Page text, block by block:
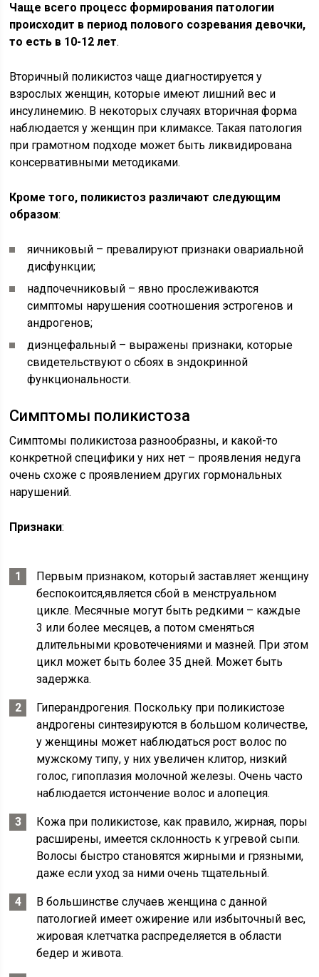
Чаще всего процесс формирования патологии
происходит в период полового созревания девочки,
то есть в 10-12 лет.
Вторичный поликистоз чаще диагностируется у
взрослых женщин, которые имеют лишний вес и
инсулинемию. В некоторых случаях вторичная форма
наблюдается у женщин при климаксе. Такая патология
при грамотном подходе может быть ликвидирована
консервативными методиками.
Кроме того, поликистоз различают следующим
образом:
яичниковый – превалируют признаки овариальной
дисфункции;
надпочечниковый – явно прослеживаются
симптомы нарушения соотношения эстрогенов и
андрогенов;
диэнцефальный – выражены признаки, которые
свидетельствуют о сбоях в эндокринной
функциональности.
Симптомы поликистоза
Симптомы поликистоза разнообразны, и какой-то
конкретной специфики у них нет – проявления недуга
очень схоже с проявлением других гормональных
нарушений.
Признаки:
Первым признаком, который заставляет женщину
беспокоится,является сбой в менструальном
цикле. Месячные могут быть редкими – каждые
3 или более месяцев, а потом сменяться
длительными кровотечениями и мазней. При этом
цикл может быть более 35 дней. Может быть
задержка.
Гиперандрогения. Поскольку при поликистозе
андрогены синтезируются в большом количестве,
у женщины может наблюдаться рост волос по
мужскому типу, у них увеличен клитор, низкий
голос, гипоплазия молочной железы. Очень часто
наблюдается истончение волос и алопеция.
Кожа при поликистозе, как правило, жирная, поры
расширены, имеется склонность к угревой сыпи.
Волосы быстро становятся жирными и грязными,
даже если уход за ними очень тщательный.
В большинстве случаев женщина с данной
патологией имеет ожирение или избыточный вес,
жировая клетчатка распределяется в области
бедер и живота.